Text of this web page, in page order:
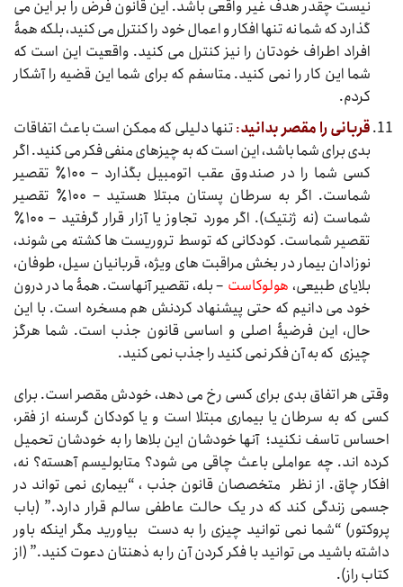
نیست چقدر هدف غیر واقعی باشد. این قانون فرض را بر این می
گذارد که شما نه تنها افکار و اعمال خود را کنترل می کنید، بلکه همۀ
افراد اطراف خودتان را نیز کنترل می کنید. واقعیت این است که
شما این کار را نمی کنید. متاسفم که برای شما این قضیه را آشکار
کردم.
قربانی را مقصر بدانید:تنها دلیلی که ممکن است باعث اتفاقات
بدی برای شما باشد، این است که به چیزهای منفی فکر می کنید. اگر
کسی شما را در صندوق عقب اتومبیل بگذارد – ۱۰۰٪ تقصیر
شماست. اگر به سرطان پستان مبتلا هستید – ۱۰۰٪ تقصیر
شماست (نه ژنتیک). اگر مورد تجاوز یا آزار قرار گرفتید – ۱۰۰٪
تقصیر شماست. کودکانی که توسط تروریست ها کشته می شوند،
نوزادان بیمار در بخش مراقبت های ویژه، قربانیان سیل، طوفان،
بلایای طبیعی، هولوکاست – بله، تقصیر آنهاست. همۀ ما در درون
خود می دانیم که حتی پیشنهاد کردنش هم مسخره است. با این
حال، این فرضیۀ اصلی و اساسی قانون جذب است. شما هرگز
چیزی که به آن فکر نمی کنید را جذب نمی کنید.
وقتی هر اتفاق بدی برای کسی رخ می دهد، خودش مقصر است. برای
کسی که به سرطان یا بیماری مبتلا است و یا کودکان گرسنه از فقر،
احساس تاسف نکنید؛ آنها خودشان این بلاها را به خودشان تحمیل
کرده اند. چه عواملی باعث چاقی می شود؟ متابولیسم آهسته؟ نه،
افکار چاق. از نظر متخصصان قانون جذب ، “بیماری نمی تواند در
جسمی زندگی کند که در یک حالت عاطفی سالم قرار دارد.” (باب
پروکتور) “شما نمی توانید چیزی را به دست بیاورید مگر اینکه باور
داشته باشید می توانید با فکر کردن آن را به ذهنتان دعوت کنید.” (از
کتاب راز).